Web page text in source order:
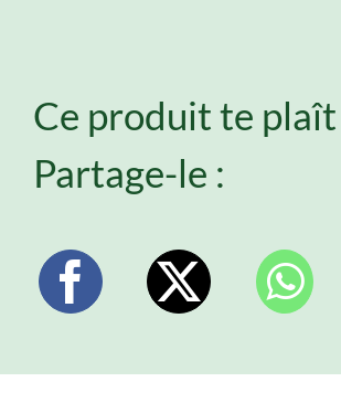
Ce produit te plaît
Partage-le :